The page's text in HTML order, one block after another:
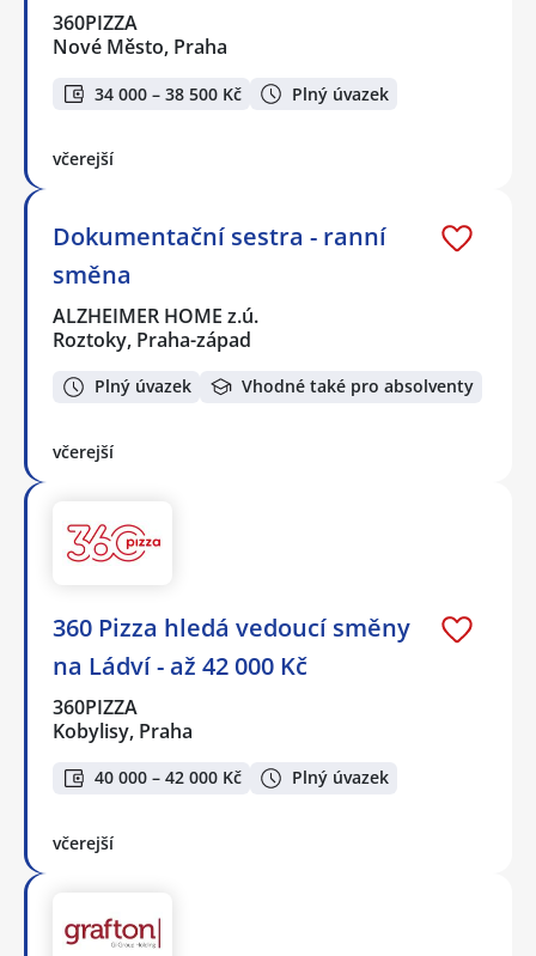
360PIZZA
Nové Město, Praha
34 000 – 38 500 Kč Plný úvazek
včerejší
Dokumentační sestra - ranní
směna
ALZHEIMER HOME z.ú.
Roztoky, Praha-západ
Plný úvazek Vhodné také pro absolventy
včerejší
360 Pizza hledá vedoucí směny
na Ládví - až 42 000 Kč
360PIZZA
Kobylisy, Praha
40 000 – 42 000 Kč Plný úvazek
včerejší